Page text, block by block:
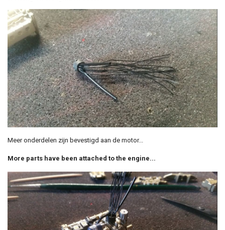
Meer onderdelen zijn bevestigd aan de motor...
More parts have been attached to the engine...